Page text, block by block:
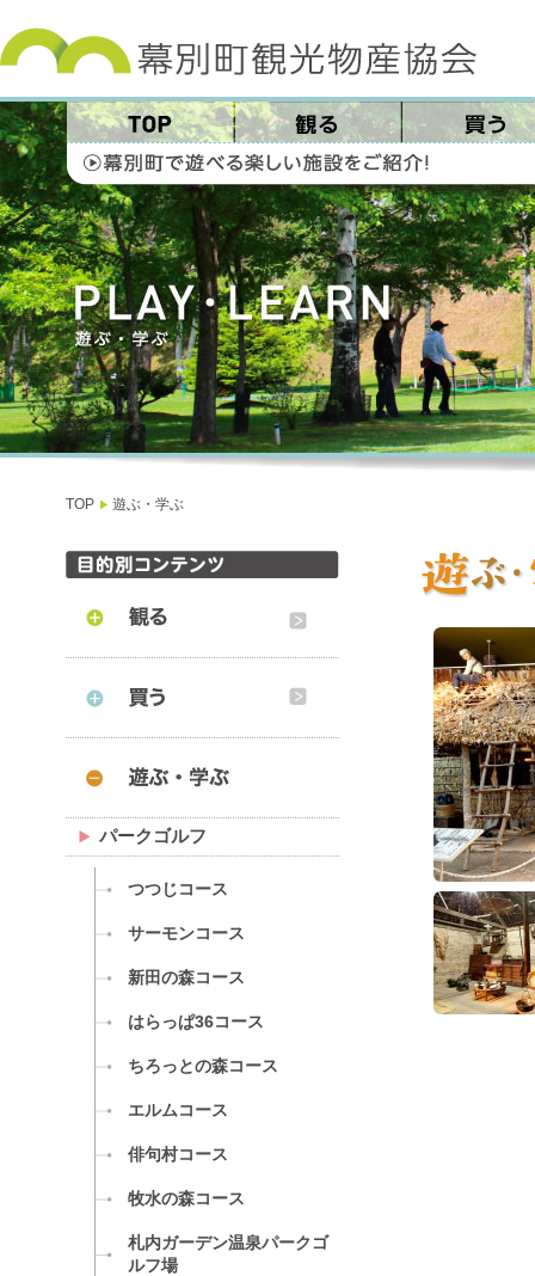
TOP 遊ぶ・学ぶ
パークゴルフ
つつじコース
サーモンコース
新田の森コース
はらっぱ36コース
ちろっとの森コース
エルムコース
俳句村コース
牧水の森コース
札内ガーデン温泉パークゴ
ルフ場